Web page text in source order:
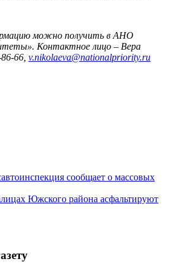
можно получить в АНО
Контактное лицо – Вера
66, v.nikolaeva@nationalpriority.ru
сообщает о массовых
Южского района асфальтируют